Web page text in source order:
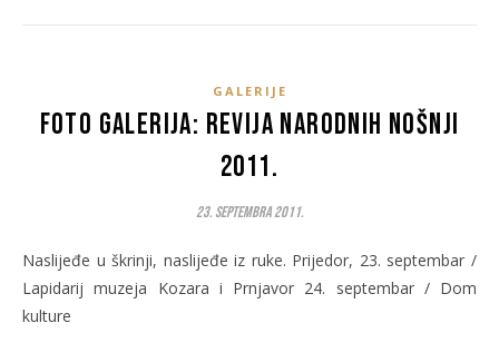
GALERIJE
Foto galerija: Revija narodnih nošnji
2011.
23. Septembra 2011.
Naslijeđe u škrinji, naslijeđe iz ruke. Prijedor, 23. septembar /
Lapidarij muzeja Kozara i Prnjavor 24. septembar / Dom
kulture